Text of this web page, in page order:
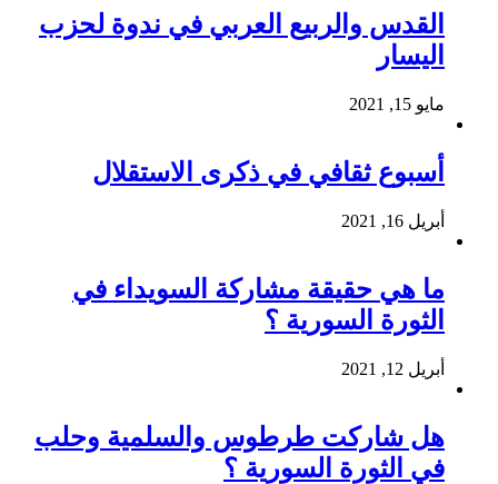
القدس والربيع العربي في ندوة لحزب
اليسار
مايو 15, 2021
أسبوع ثقافي في ذكرى الاستقلال
أبريل 16, 2021
ما هي حقيقة مشاركة السويداء في
الثورة السورية ؟
أبريل 12, 2021
هل شاركت طرطوس والسلمية وحلب
في الثورة السورية ؟